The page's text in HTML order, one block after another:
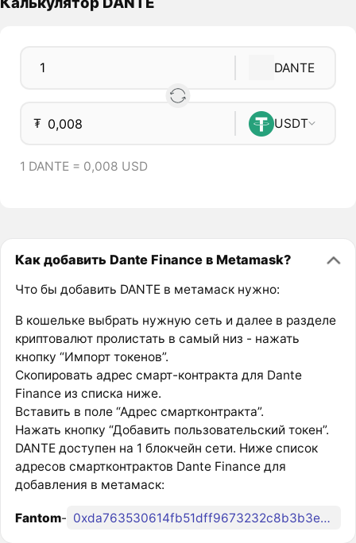
DANTE
₮ USDT
1 DANTE = 0,008 USD
Как добавить Dante Finance в Metamask?
Что бы добавить DANTE в метамаск нужно:
В кошельке выбрать нужную сеть и далее в разделе
криптовалют пролистать в самый низ - нажать
кнопку “Импорт токенов”.
Скопировать адрес смарт-контракта для Dante
Finance из списка ниже.
Вставить в поле “Адрес смартконтракта”.
Нажать кнопку “Добавить пользовательский токен”.
DANTE доступен на 1 блокчейн сети. Ниже список
адресов смартконтрактов Dante Finance для
добавления в метамаск:
Fantom- 0xda763530614fb51dff9673232c8b3b3e0a67bcf2